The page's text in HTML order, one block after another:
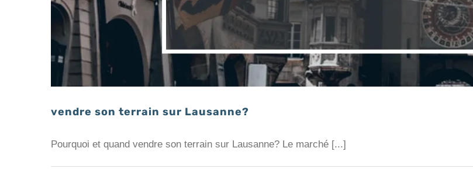
vendre son terrain sur Lausanne?
Pourquoi et quand vendre son terrain sur Lausanne? Le marché [...]